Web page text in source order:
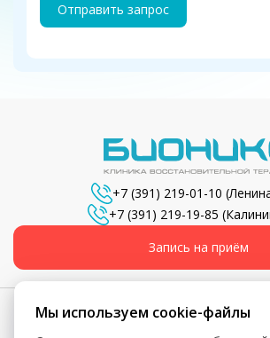
Отправить запрос
+7 (391) 219-01-10
+7 (391) 219-19-85
Запись на приём
Мы используем cookie-файлы